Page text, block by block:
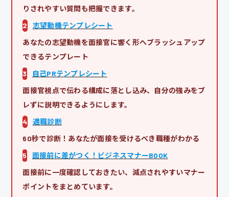
りされやすい質問も把握できます。
2
志望動機テンプレシート
あなたの志望動機を面接官に響く形へブラッシュアップ
できるテンプレート
3
自己PRテンプレシート
面接官視点で伝わる構成に落とし込み、自分の強みをブ
レずに説明できるようにします。
4
適職診断
60秒で診断！あなたが面接を受けるべき職種がわかる
5
面接前に差がつく！ビジネスマナーBOOK
面接前に一度確認しておきたい、減点されやすいマナー
ポイントをまとめています。